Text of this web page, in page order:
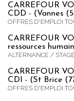
CARREFOUR
CDD - (Vannes
OFFRES D'EMPLOI
CARREFOUR
ressources
ALTERNANCE /
CARREFOUR
CDI - (St Brice
OFFRES D'EMPLOI